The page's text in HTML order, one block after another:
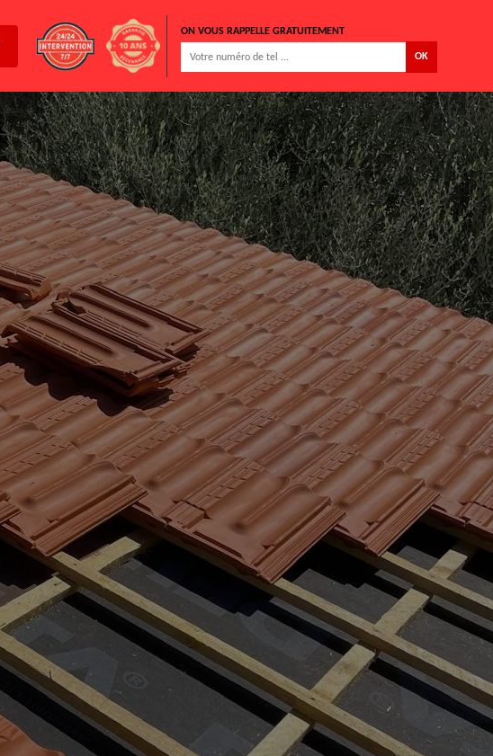
ON VOUS RAPPELLE GRATUITEMENT